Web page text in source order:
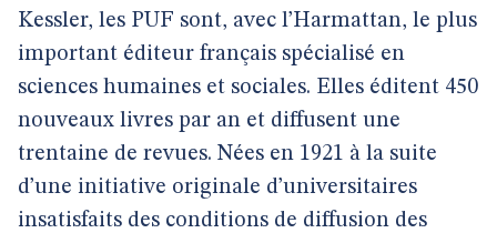
Kessler, les PUF sont, avec l’Harmattan, le plus
important éditeur français spécialisé en
sciences humaines et sociales. Elles éditent 450
nouveaux livres par an et diffusent une
trentaine de revues. Nées en 1921 à la suite
d’une initiative originale d’universitaires
insatisfaits des conditions de diffusion des